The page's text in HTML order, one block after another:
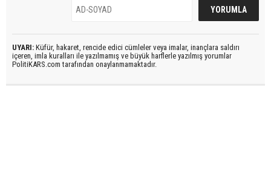
UYARI: Küfür, hakaret, rencide edici cümleler veya imalar, inançlara saldırı
içeren, imla kuralları ile yazılmamış ve büyük harflerle yazılmış yorumlar
PolitiKARS.com tarafından onaylanmamaktadır.